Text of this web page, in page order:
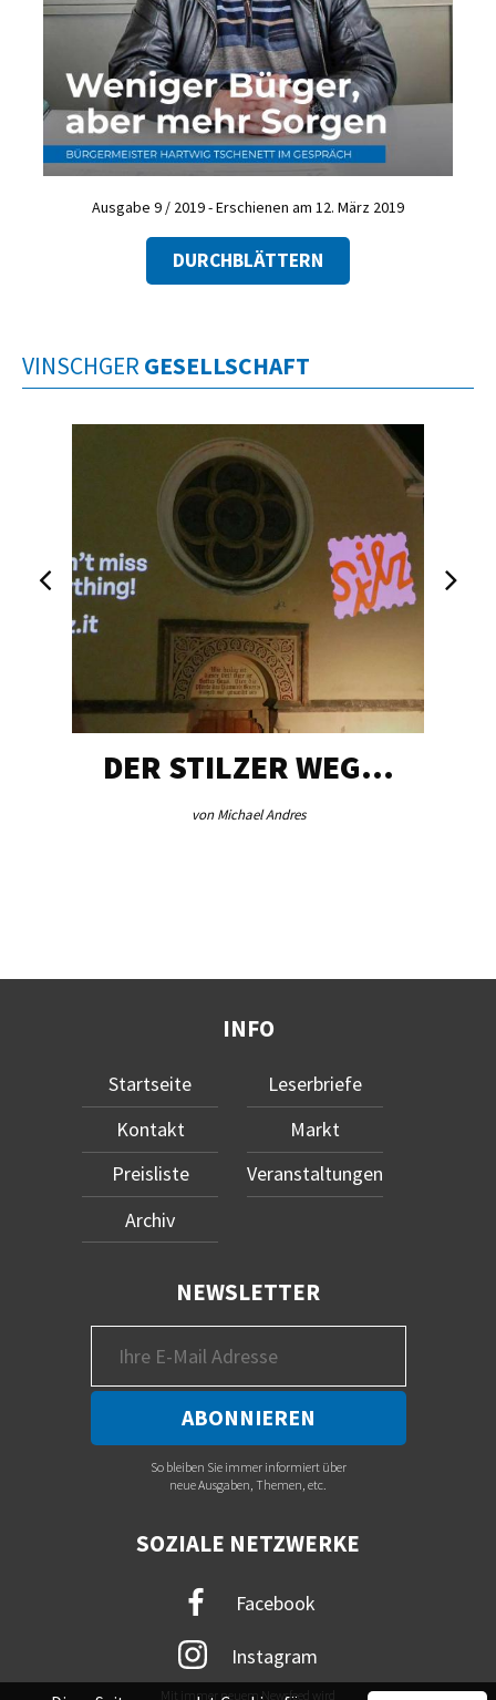
Ausgabe 9 / 2019 - Erschienen am 12. März 2019
DURCHBLÄTTERN
VINSCHGER GESELLSCHAFT
DER STILZER WEG…
von Michael Andres
INFO
Startseite
Kontakt
Preisliste
Archiv
Leserbriefe
Markt
Veranstaltungen
NEWSLETTER
So bleiben Sie immer informiert über
neue Ausgaben, Themen, etc.
SOZIALE NETZWERKE
Facebook
Instagram
Mit immer neuem Newsfeed wird